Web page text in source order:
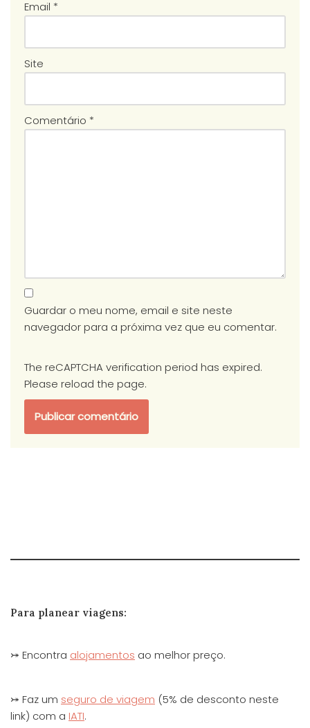
Email *
Site
Comentário *
Guardar o meu nome, email e site neste
navegador para a próxima vez que eu comentar.
The reCAPTCHA verification period has expired.
Please reload the page.
Para planear viagens:
⤖ Encontra alojamentos ao melhor preço.
⤖ Faz um seguro de viagem (5% de desconto neste
link) com a IATI.